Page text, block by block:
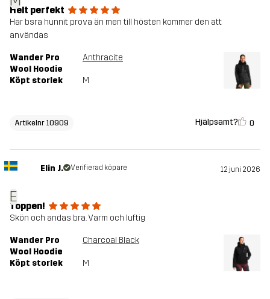
Helt perfekt
Har bsra hunnit prova än men till hösten kommer den att
användas
Wander Pro
Wool Hoodie
Anthracite
Köpt storlek M
Artikelnr 10909 Hjälpsamt? 0
E
Elin J. Verifierad köpare 12 juni 2026
Toppen!
Skön och andas bra. Varm och luftig
Wander Pro
Wool Hoodie
Charcoal Black
Köpt storlek M